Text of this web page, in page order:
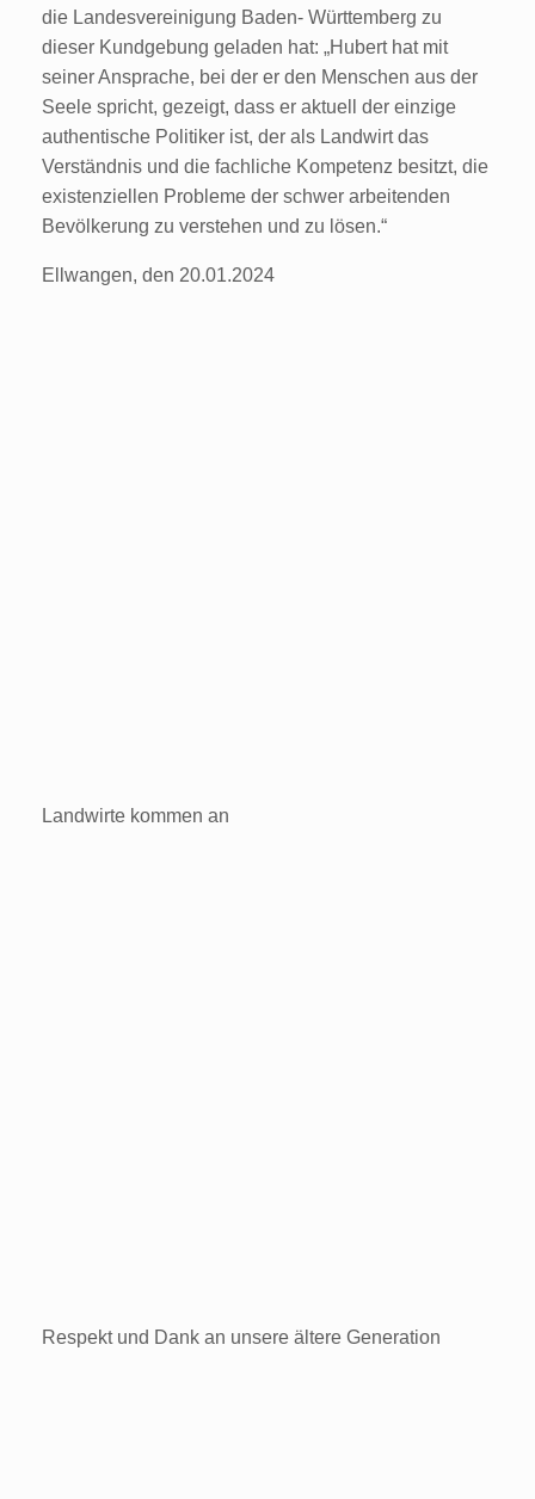
die Landesvereinigung Baden- Württemberg zu
dieser Kundgebung geladen hat: „Hubert hat mit
seiner Ansprache, bei der er den Menschen aus der
Seele spricht, gezeigt, dass er aktuell der einzige
authentische Politiker ist, der als Landwirt das
Verständnis und die fachliche Kompetenz besitzt, die
existenziellen Probleme der schwer arbeitenden
Bevölkerung zu verstehen und zu lösen.“
Ellwangen, den 20.01.2024
Landwirte kommen an
Respekt und Dank an unsere ältere Generation